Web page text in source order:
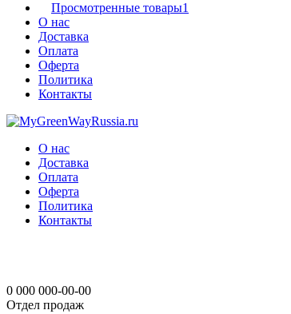
Просмотренные товары1
О нас
Доставка
Оплата
Оферта
Политика
Контакты
О нас
Доставка
Оплата
Оферта
Политика
Контакты
0 000 000-00-00
Отдел продаж